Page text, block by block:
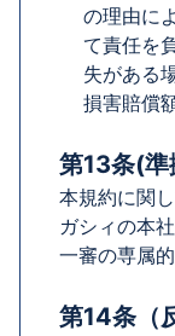
の理由に
て責任を
失がある
損害賠償
第13条(準
本規約に関
ガシィの本
一審の専属
第14条（